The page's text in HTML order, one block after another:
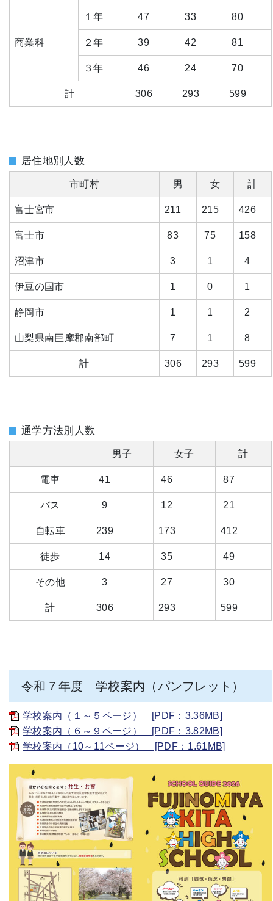
商業科
１年 47 33 80
２年 39 42 81
３年 46 24 70
計 306 293 599
居住地別人数
市町村 男 女 計
富士宮市 211 215 426
富士市 83 75 158
沼津市 3 1 4
伊豆の国市 1 0 1
静岡市 1 1 2
山梨県南巨摩郡南部町 7 1 8
計 306 293 599
通学方法別人数
男子 女子 計
電車 41 46 87
バス 9 12 21
自転車 239 173 412
徒歩 14 35 49
その他 3 27 30
計 306 293 599
令和７年度 学校案内（パンフレット）
学校案内（１～５ページ） [PDF：3.36MB]
学校案内（６～９ページ） [PDF：3.82MB]
学校案内（10～11ページ） [PDF：1.61MB]